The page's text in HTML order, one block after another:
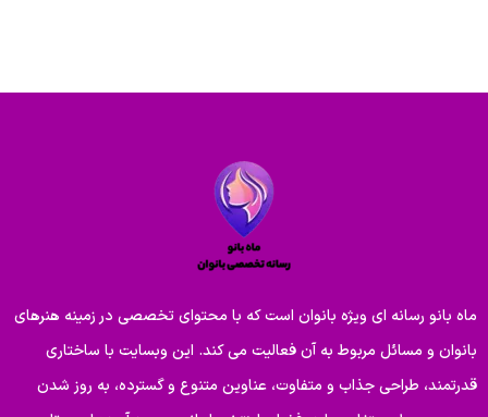
ماه بانو رسانه ای ویژه بانوان است که با محتوای تخصصی در زمینه هنرهای
بانوان و مسائل مربوط به آن فعالیت می کند. این وبسایت با ساختاری
قدرتمند، طراحی جذاب و متفاوت، عناوین متنوع و گسترده، به روز شدن